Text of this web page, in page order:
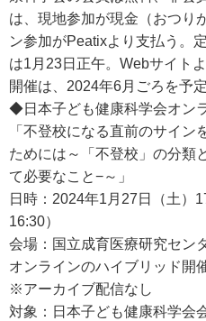
は、現地参加が現金（おつり
ン参加がPeatixより支払う。
は1月23日正午。Webサイト
開催は、2024年6月ごろを予
◆日本子ども健康科学会オン
「不登校になる直前のサイ
ためには～「不登校」の分類
て必要なこと−～」
日時：2024年1月27日（土）
16:30）
会場：国立成育医療研究セン
オンラインのハイブリッド開
※アーカイブ配信なし
対象：日本子ども健康科学会